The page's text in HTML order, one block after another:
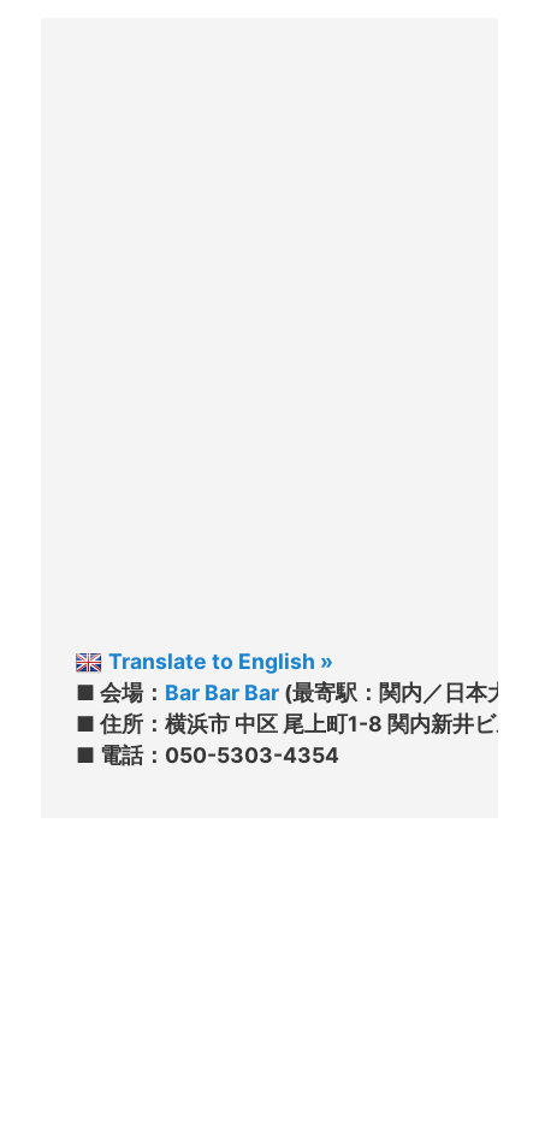
Translate to English »
■ 会場： Bar Bar Bar (最寄駅：関内／日本大通
■ 住所：横浜市 中区 尾上町1-8 関内新井ビル
■ 電話：050-5303-4354